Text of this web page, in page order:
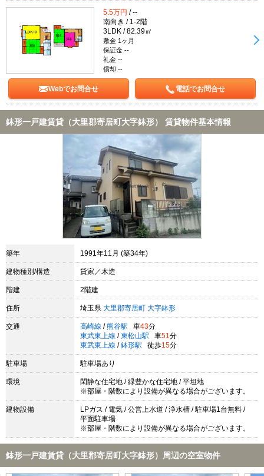
5.5万円 / --
南向き / 1-2階
3LDK / 82.39㎡
敷金 1ヶ月
保証金 --
礼金 --
償却 --
Webでお問合せ 電話でお問合せ
鉢形一戸建賃貸（大里郡寄居町大字鉢形） 賃貸物件基本情報
築年 1991年11月 (築34年)
建物種別/構造 貸家／木造
階建 2階建
住所 埼玉県 大里郡寄居町 大字鉢形
交通 高崎線 / 熊谷駅 車43分
東武東上線 / 東松山駅 車51 分
東武東上線 / 鉢形駅 徒歩15分
駐車場 駐車場あり
環境
閑静な住宅地 / 緑豊かな住宅地 / 平坦地
※部屋・階数により設備が異なる場合がございます。
建物設備
LPガス / 電気 / 公営上水道 / 浄水槽 / 駐車場1台無料 /
平面駐車場
※部屋・階数により設備が異なる場合がございます。
鉢形一戸建賃貸（大里郡寄居町大字鉢形）周辺の空室物件